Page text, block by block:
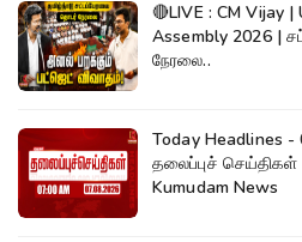
🔴LIVE : CM Vijay
Assembly 2026 |
நேரலை..
Today Headlines
தலைப்புச்
Kumudam News